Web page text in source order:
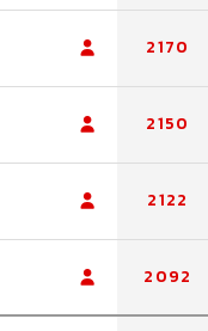
2170
2150
2122
2092